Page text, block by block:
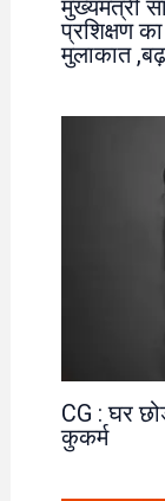
मुख्यमंत्री
प्रशिक्षण
मुलाकात
CG : घर
कुकर्म